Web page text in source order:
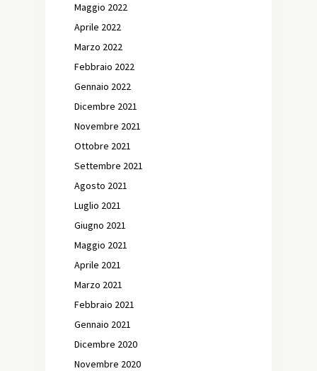
Maggio 2022
Aprile 2022
Marzo 2022
Febbraio 2022
Gennaio 2022
Dicembre 2021
Novembre 2021
Ottobre 2021
Settembre 2021
Agosto 2021
Luglio 2021
Giugno 2021
Maggio 2021
Aprile 2021
Marzo 2021
Febbraio 2021
Gennaio 2021
Dicembre 2020
Novembre 2020